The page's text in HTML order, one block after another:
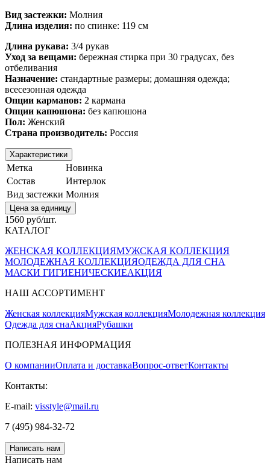
Вид застежки: Молния
Длина изделия: по спинке: 119 см
Длина рукава: 3/4 рукав
Уход за вещами: бережная стирка при 30 градусах, без
отбеливания
Назначение: стандартные размеры; домашняя одежда;
всесезонная одежда
Опции карманов: 2 кармана
Опции капюшона: без капюшона
Пол: Женский
Страна производитель: Россия
Характеристики
Метка
Новинка
Состав
Интерлок
Вид застежки Молния
Цена за единицу
1560 руб/шт.
КАТАЛОГ
ЖЕНСКАЯ КОЛЛЕКЦИЯМУЖСКАЯ КОЛЛЕКЦИЯ
МОЛОДЕЖНАЯ КОЛЛЕКЦИЯОДЕЖДА ДЛЯ СНА
МАСКИ ГИГИЕНИЧЕСКИЕАКЦИЯ
НАШ АССОРТИМЕНТ
Женская коллекцияМужская коллекцияМолодежная коллекция
Одежда для снаАкцияРубашки
ПОЛЕЗНАЯ ИНФОРМАЦИЯ
О компанииОплата и доставкаВопрос-ответКонтакты
Контакты:
E-mail: visstyle@mail.ru
7 (495) 984-32-72
Написать нам
Написать нам